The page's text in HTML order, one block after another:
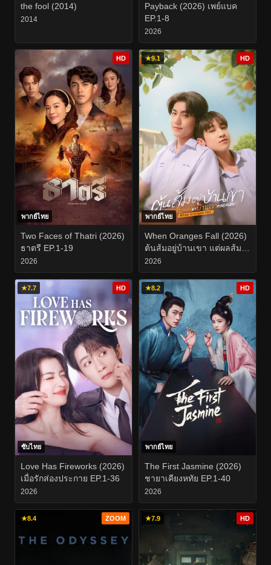
the fool (2014)
2014
Payback (2026) เพย์แบค
EP.1-8
2026
HD
พากย์ไทย
Two Faces of Thatri (2026)
ธาตรี EP.1-19
2026
★9.1 HD
พากย์ไทย
When Oranges Fall (2026)
ต้นส้มอยู่บ้านเขา แต่ผลส้ม
หล่นมาบ้านเราตลอดเลย
EP.1-12
2026
★7.7 HD
ซับไทย
Love Has Fireworks (2026)
เมื่อรักส่องประกาย EP.1-36
2026
★8.2 HD
พากย์ไทย
The First Jasmine (2026)
ชายาเคียงหทัย EP.1-40
2026
★8.4 ZOOM ★7.9 HD